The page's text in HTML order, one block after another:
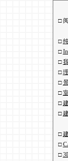
□
□
□
□
□
□
□
□
□
□
□
□